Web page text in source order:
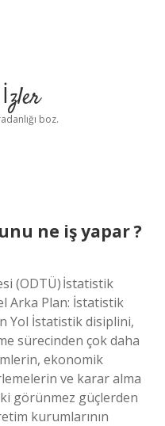
boz.
ne iş yapar ?
(ODTÜ) İstatistik
Arka Plan: İstatistik
Yol İstatistik disiplini,
sürecinden çok daha
ekonomik
ve karar alma
görünmez güçlerden
kurumlarının